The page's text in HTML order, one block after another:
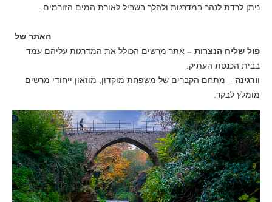
ניתן לרדת לנהר במדרגות ולהלך בשביל לאורת המים הזורמים.
האתר של
פול שליח הנצרות – אתר מרשים הכולל את המדרגות עליהם עמד
בבית הכנסת העתיק.
וורגינה – מתחם הקברים של משפחת מוקדון, מוזאון ייחודי מרשים
מומלץ לבקר.